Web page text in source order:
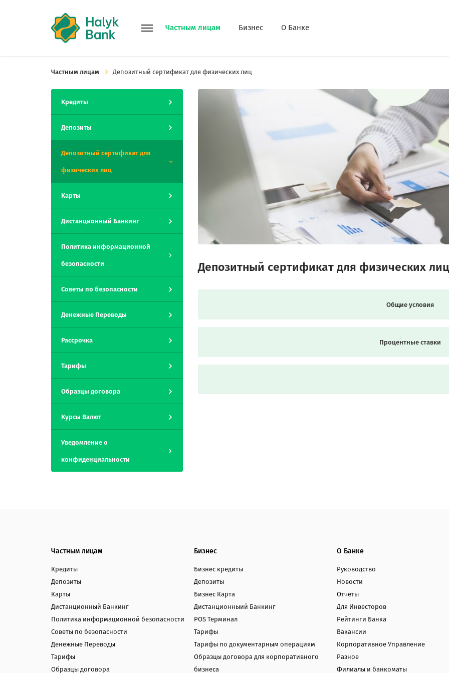
Частным лицам Бизнес О Банке
Частным лицам Депозитный сертификат для физических лиц
Кредиты
Депозиты
Депозитный сертификат для
физических лиц
Карты
Дистанционный Банкинг
Политика информационной
безопасности
Советы по безопасности
Денежные Переводы
Рассрочка
Тарифы
Образцы договора
Курсы Валют
Уведомление о
конфиденциальности
Депозитный сертификат для физических лиц
Общие условия
Процентные ставки
Частным лицам
Кредиты
Депозиты
Карты
Дистанционный Банкинг
Политика информационной безопасности
Советы по безопасности
Денежные Переводы
Тарифы
Образцы договора
Бизнес
Бизнес кредиты
Депозиты
Бизнес Карта
Дистанционныий Банкинг
POS Терминал
Тарифы
Тарифы по документарным операциям
Образцы договора для корпоративного
бизнеса
О Банке
Руководство
Новости
Отчеты
Для Инвесторов
Рейтинги Банка
Вакансии
Корпоративное Управление
Разное
Филиалы и банкоматы